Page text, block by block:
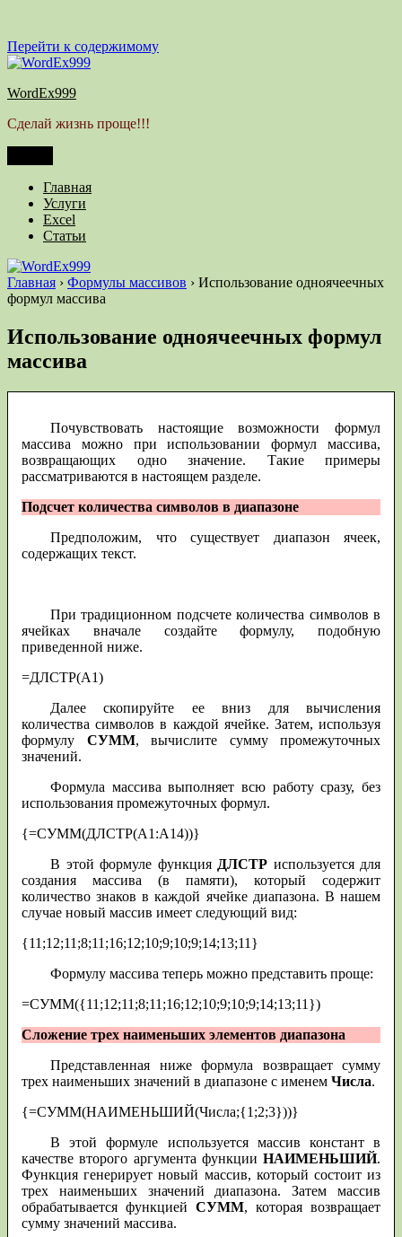
Перейти к содержимому
WordEx999
Сделай жизнь проще!!!
Главная
Услуги
Excel
Статьи
Главная › Формулы массивов › Использование одноячеечных
формул массива
Использование одноячеечных формул
массива
Почувствовать настоящие возможности формул
массива можно при использовании формул массива,
возвращающих одно значение. Такие примеры
рассматриваются в настоящем разделе.
Подсчет количества символов в диапазоне
Предположим, что существует диапазон ячеек,
содержащих текст.
При традиционном подсчете количества символов в
ячейках вначале создайте формулу, подобную
приведенной ниже.
=ДЛСТР(А1)
Далее скопируйте ее вниз для вычисления
количества символов в каждой ячейке. Затем, используя
формулу СУММ, вычислите сумму промежуточных
значений.
Формула массива выполняет всю работу сразу, без
использования промежуточных формул.
{=СУММ(ДЛСТР(А1:А14))}
В этой формуле функция ДЛСТР используется для
создания массива (в памяти), который содержит
количество знаков в каждой ячейке диапазона. В нашем
случае новый массив имеет следующий вид:
{11;12;11;8;11;16;12;10;9;10;9;14;13;11}
Формулу массива теперь можно представить проще:
=СУММ({11;12;11;8;11;16;12;10;9;10;9;14;13;11})
Сложение трех наименьших элементов диапазона
Представленная ниже формула возвращает сумму
трех наименьших значений в диапазоне с именем Числа.
{=СУММ(НАИМЕНЬШИЙ(Числа;{1;2;3}))}
В этой формуле используется массив констант в
качестве второго аргумента функции НАИМЕНЬШИЙ.
Функция генерирует новый массив, который состоит из
трех наименьших значений диапазона. Затем массив
обрабатывается функцией СУММ, которая возвращает
сумму значений массива.